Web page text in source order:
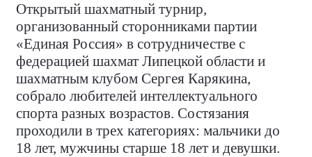
Открытый шахматный турнир,
организованный сторонниками партии
«Единая Россия» в сотрудничестве с
федерацией шахмат Липецкой области и
шахматным клубом Сергея Карякина,
собрало любителей интеллектуального
спорта разных возрастов. Состязания
проходили в трех категориях: мальчики до
18 лет, мужчины старше 18 лет и девушки.